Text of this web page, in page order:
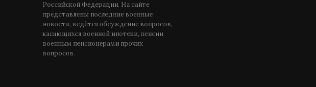
Российской Федерации. На сайте
представлены последние военные
новости, ведётся обсуждение вопросов,
касающихся военной ипотеки, пенсии
военным пенсионерами прочих
вопросов.